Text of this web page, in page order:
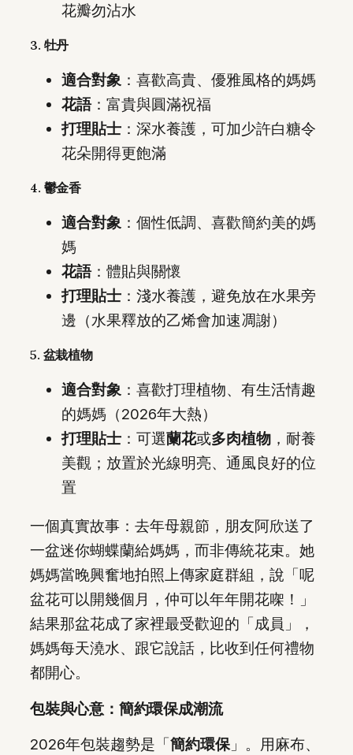
花瓣勿沾水
3. 牡丹
適合對象 ：喜歡高貴、優雅風格的媽媽
花語：富貴與圓滿祝福
打理貼士 ：深水養護，可加少許白糖令
花朵開得更飽滿
4. 鬱金香
適合對象 ：個性低調、喜歡簡約美的媽
媽
花語：體貼與關懷
打理貼士 ：淺水養護，避免放在水果旁
邊（水果釋放的乙烯會加速凋謝）
5. 盆栽植物
適合對象 ：喜歡打理植物、有生活情趣
的媽媽（2026年大熱）
打理貼士 ：可選蘭花或多肉植物 ，耐養
美觀；放置於光線明亮、通風良好的位
置
一個真實故事：去年母親節，朋友阿欣送了
一盆迷你蝴蝶蘭給媽媽，而非傳統花束。她
媽媽當晚興奮地拍照上傳家庭群組，說「呢
盆花可以開幾個月，仲可以年年開花㗎！」
結果那盆花成了家裡最受歡迎的「成員」，
媽媽每天澆水、跟它說話，比收到任何禮物
都開心。
包裝與心意：簡約環保成潮流
2026年包裝趨勢是「簡約環保 」。用麻布、